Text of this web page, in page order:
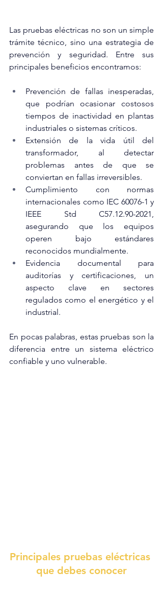
Las pruebas eléctricas no son un simple
trámite técnico, sino una estrategia de
prevención y seguridad. Entre sus
principales beneficios encontramos:
Prevención de fallas inesperadas,
que podrían ocasionar costosos
tiempos de inactividad en plantas
industriales o sistemas críticos.
Extensión de la vida útil del
transformador, al detectar
problemas antes de que se
conviertan en fallas irreversibles.
Cumplimiento con normas
internacionales como IEC 60076-1 y
IEEE Std C57.12.90-2021,
asegurando que los equipos
operen bajo estándares
reconocidos mundialmente.
Evidencia documental para
auditorías y certificaciones, un
aspecto clave en sectores
regulados como el energético y el
industrial.
En pocas palabras, estas pruebas son la
diferencia entre un sistema eléctrico
confiable y uno vulnerable.
Principales pruebas eléctricas
que debes conocer